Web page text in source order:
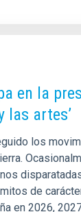
en la
las artes’
los
de
en 2026,